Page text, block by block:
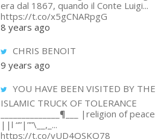
era dal 1867, quando il Conte Luigi...
https://t.co/x5gCNARpgG
8 years ago
CHRIS BENOIT
9 years ago
YOU HAVE BEEN VISITED BY THE
ISLAMIC TRUCK OF TOLERANCE
______________¶___ |religion of peace
||l “”|””\__,_...
https://t.co/yUD4QSKQ78